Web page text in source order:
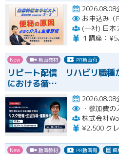
2026.08.08
１講座：
New 動画教材 PR動画有
リピート配信 リハビリ職種
における循…
2026.08.08
株式会社
New 動画教材 PR動画有 資